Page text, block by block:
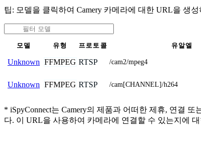
팁: 모델을 클릭하여 Camery 카메라에 대한 URL을 생성
모델 유형 프로토콜 유알엘
Unknown FFMPEG RTSP /cam2/mpeg4
Unknown FFMPEG RTSP /cam[CHANNEL]/h264
* iSpyConnect는 Camery의 제품과 어떠한 제휴, 연결
다. 이 URL을 사용하여 카메라에 연결할 수 있는지에